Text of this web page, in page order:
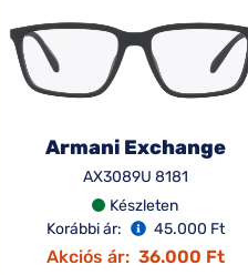
Armani Exchange
AX3089U 8181
Készleten
Korábbi ár:
45.000 Ft
Akciós ár: 36.000 Ft